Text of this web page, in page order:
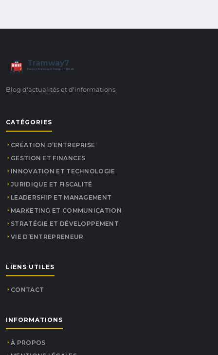
7
Tramway7
Passion Tramway & Transport Urbain
Blog d'actualités et d'informations
CATÉGORIES
CRÉATION D’ENTREPRISE
GESTION ET FINANCES
INNOVATION ET TECHNOLOGIE
JURIDIQUE ET FISCALITÉ
LEADERSHIP ET MANAGEMENT
MARKETING ET COMMUNICATION
STRATÉGIE ET DÉVELOPPEMENT
VIE D’ENTREPRENEUR
LIENS UTILES
CONTACT
INFORMATIONS
À PROPOS